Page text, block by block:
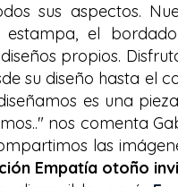
sus aspectos.
el
propios.
su diseño hasta el
es una
nos comenta
las
Empatía otoño